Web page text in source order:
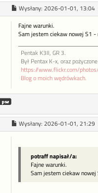
Wysłany: 2026-01-01, 13:04
Fajne warunki.
Sam jestem ciekaw nowej S1 -
Pentak K3II, GR 3.
Był Pentax K-x, oraz
https://www.flickr.com/
Blog o moich wędrówkach.
Wysłany: 2026-01-01, 21:29
potraff napisał/a:
Fajne warunki.
Sam jestem ciekaw nowej